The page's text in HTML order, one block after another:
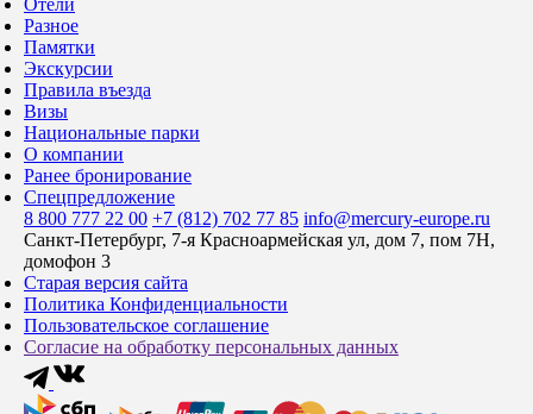
Отели
Разное
Памятки
Экскурсии
Правила въезда
Визы
Национальные парки
О компании
Ранее бронирование
Спецпредложение
8 800 777 22 00 +7 (812) 702 77 85 info@mercury-europe.ru
Санкт-Петербург, 7-я Красноармейская ул, дом 7, пом 7Н,
домофон 3
Старая версия сайта
Политика Конфиденциальности
Пользовательское соглашение
Согласие на обработку персональных данных